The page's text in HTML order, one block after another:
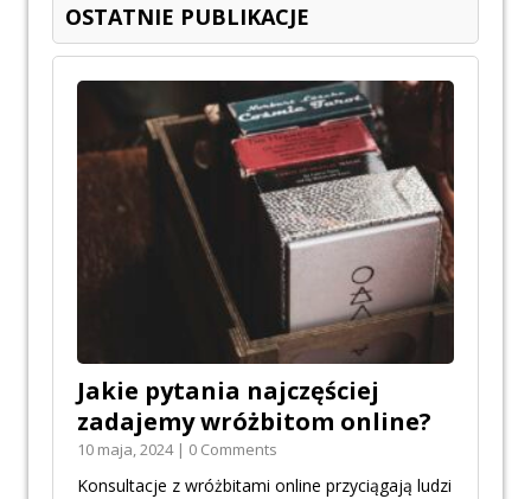
OSTATNIE PUBLIKACJE
Jakie pytania najczęściej
zadajemy wróżbitom online?
10 maja, 2024 | 0 Comments
Konsultacje z wróżbitami online przyciągają ludzi